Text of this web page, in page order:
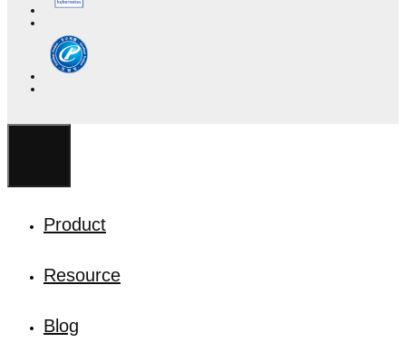
Product
Resource
Blog